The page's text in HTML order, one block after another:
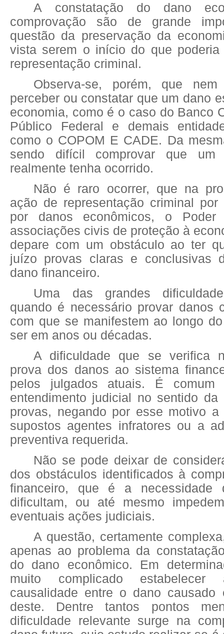
A constatação do dano
comprovação são de grande
questão da preservação da
vista serem o início do que poderia
representação criminal.
Observa-se, porém, que
perceber ou constatar que um dano
economia, como é o caso do Banco
Público Federal e demais
como o COPOM E CADE. Da
sendo difícil comprovar que um
realmente tenha ocorrido.
Não é raro ocorrer, que na
ação de representação criminal por
por danos econômicos, o
associações civis de proteção à
depare com um obstáculo ao ter
juízo provas claras e conclusivas
dano financeiro.
Uma das grandes
quando é necessário provar danos
com que se manifestem ao longo
ser em anos ou décadas.
A dificuldade que se verifica
prova dos danos ao sistema
pelos julgados atuais. É
entendimento judicial no sentido da
provas, negando por esse motivo a
supostos agentes infratores ou a
preventiva requerida.
Não se pode deixar de
dos obstáculos identificados à
financeiro, que é a necessidade
dificultam, ou até mesmo
eventuais ações judiciais.
A questão, certamente
apenas ao problema da
do dano econômico. Em
muito complicado
causalidade entre o dano
deste. Dentre tantos pontos
dificuldade relevante surge na